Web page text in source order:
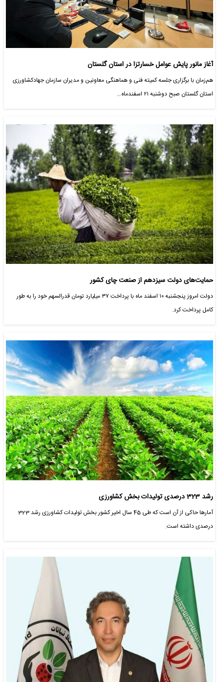
آغاز مانور پایش عوامل خسارتزا در استان گلستان
هم‌زمان با برگزاری جلسه کمیته فنی و هماهنگی معاونین و مدیران سازمان جهادکشاورزی
استان گلستان صبح دوشنبه ۲۱ اسفندماه…
حمایت‌های دولت سیزدهم از صنعت چای کشور
دولت امروز پنجشنبه ۱۰ اسفند ماه با پرداخت ۳۷ میلیارد تومان قدرالسهم خود را به طور
کامل پرداخت کرد.
رشد 323 درصدی تولیدات بخش کشاورزی
آمارها حاکی از آن است که طی 45 سال اخیر کشور بخش تولیدات کشاورزی رشد 323
درصدی داشته است.